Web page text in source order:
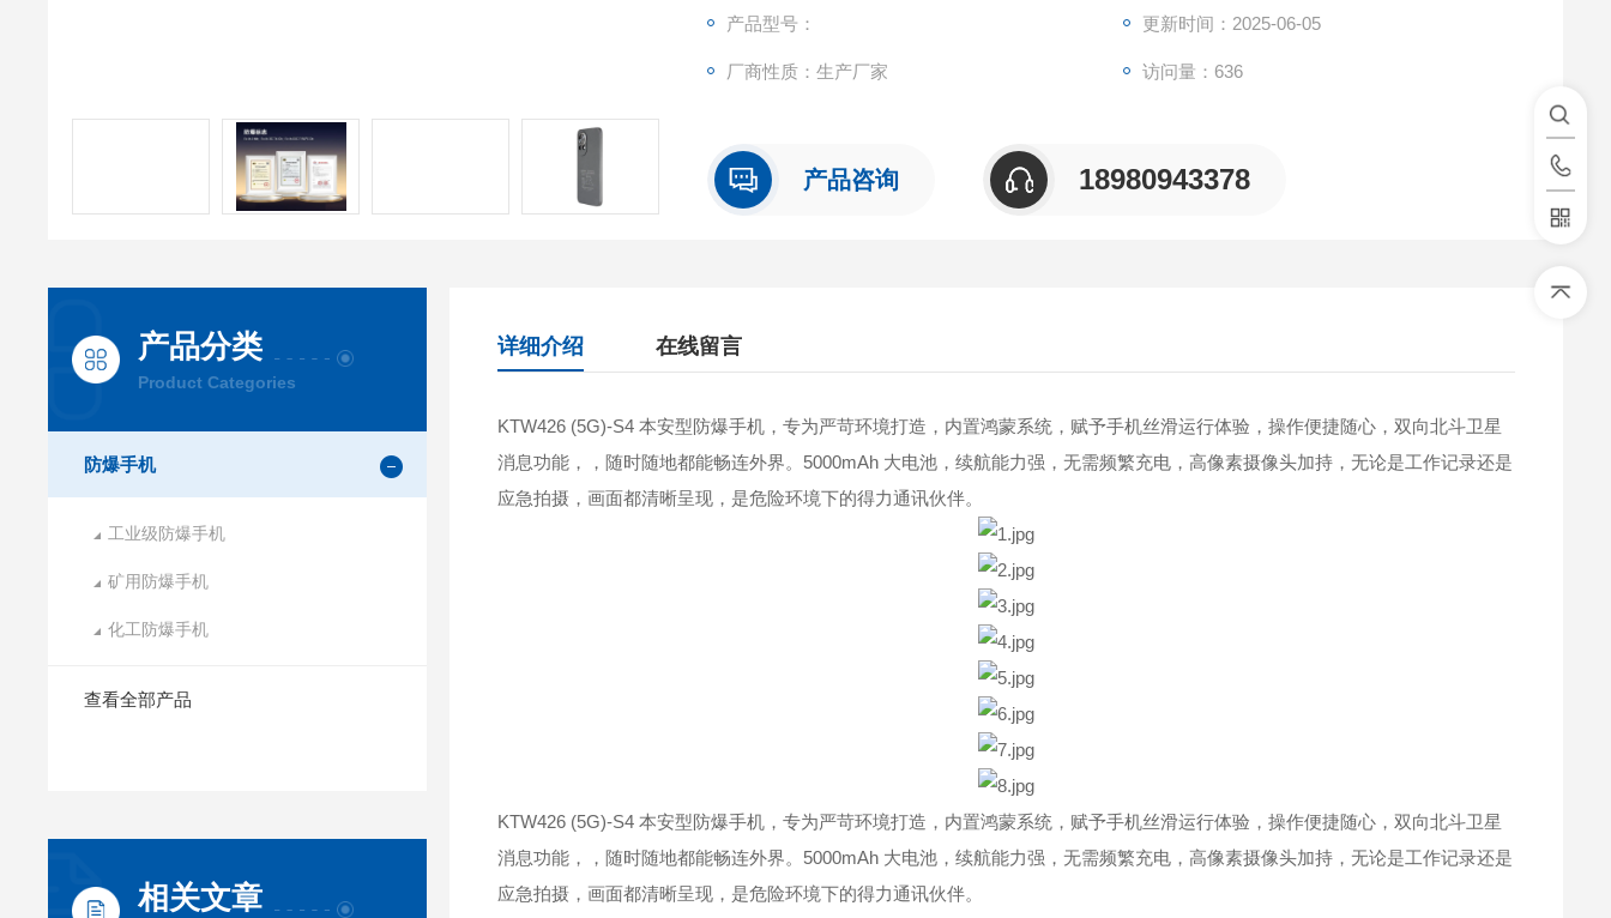
产品型号： 更新时间：2025-06-05
厂商性质：生产厂家 访问量：636
产品咨询 18980943378
产品分类
Product Categories
防爆手机
工业级防爆手机
矿用防爆手机
化工防爆手机
查看全部产品
相关文章
详细介绍 在线留言
KTW426 (5G)-S4 本安型防爆手机，专为严苛环境打造，内置鸿蒙系统，赋予手机丝滑运行体验，操作便捷随心，双向北斗卫星
消息功能，，随时随地都能畅连外界。5000mAh 大电池，续航能力强，无需频繁充电，高像素摄像头加持，无论是工作记录还是
应急拍摄，画面都清晰呈现，是危险环境下的得力通讯伙伴。
KTW426 (5G)-S4 本安型防爆手机，专为严苛环境打造，内置鸿蒙系统，赋予手机丝滑运行体验，操作便捷随心，双向北斗卫星
消息功能，，随时随地都能畅连外界。5000mAh 大电池，续航能力强，无需频繁充电，高像素摄像头加持，无论是工作记录还是
应急拍摄，画面都清晰呈现，是危险环境下的得力通讯伙伴。